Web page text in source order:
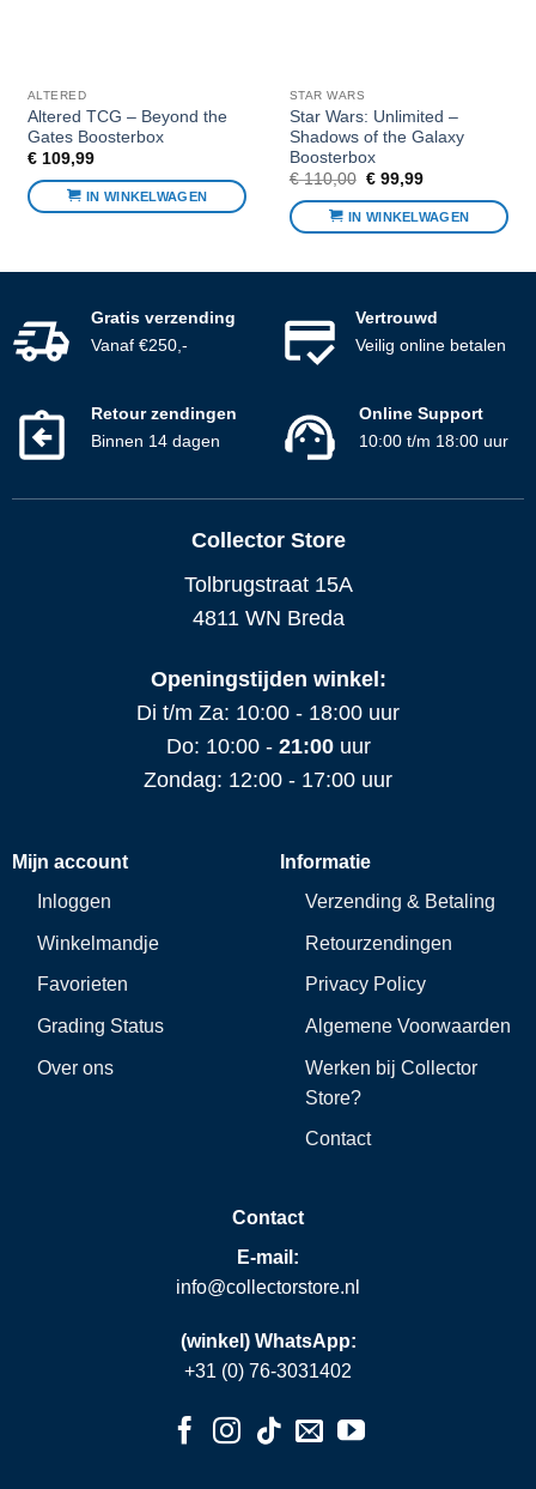
ALTERED
Altered TCG – Beyond the
Gates Boosterbox
€109,99
IN WINKELWAGEN
STAR WARS
Star Wars: Unlimited –
Shadows of the Galaxy
Boosterbox
€110,00 Oorspronkelijke
was:
€ 110,00.
€99,99Huidige
is:
€ 99,99.
IN WINKELWAGEN
Gratis verzending
Vanaf €250,-
Vertrouwd
Veilig online betalen
Retour zendingen
Binnen 14 dagen
Online Support
10:00 t/m 18:00 uur
Collector Store
Tolbrugstraat 15A
4811 WN Breda
Openingstijden winkel:
Di t/m Za: 10:00 - 18:00 uur
Do: 10:00 - 21:00uur
Zondag: 12:00 - 17:00 uur
Mijn account
Inloggen
Winkelmandje
Favorieten
Grading Status
Over ons
Informatie
Verzending & Betaling
Retourzendingen
Privacy Policy
Algemene Voorwaarden
Werken bij Collector
Store?
Contact
Contact
E-mail:
info@collectorstore.nl
(winkel) WhatsApp:
+31 (0) 76-3031402